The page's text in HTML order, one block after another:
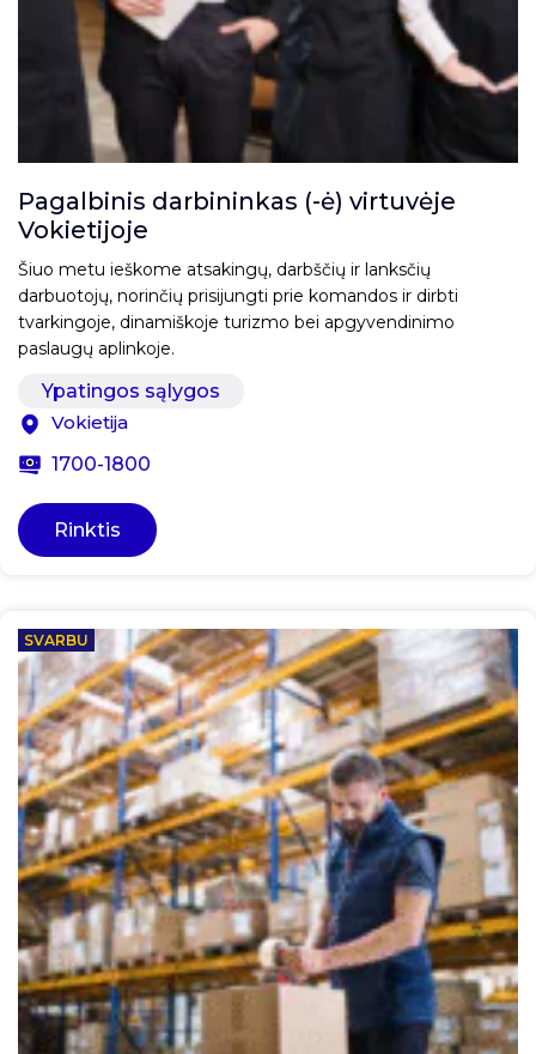
Pagalbinis darbininkas (-ė) virtuvėje
Vokietijoje
Šiuo metu ieškome atsakingų, darbščių ir lanksčių
darbuotojų, norinčių prisijungti prie komandos ir dirbti
tvarkingoje, dinamiškoje turizmo bei apgyvendinimo
paslaugų aplinkoje.
Ypatingos sąlygos
Vokietija
1700-1800
Rinktis
SVARBU